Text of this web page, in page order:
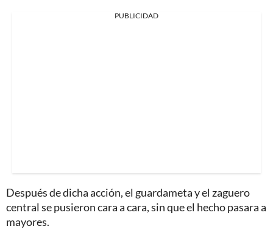
PUBLICIDAD
Después de dicha acción, el guardameta y el zaguero
central se pusieron cara a cara, sin que el hecho pasara a
mayores.